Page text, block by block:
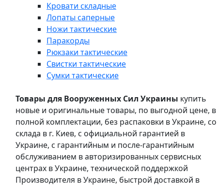
Кровати складные
Лопаты саперные
Ножи тактические
Паракорды
Рюкзаки тактические
Свистки тактические
Сумки тактические
Товары для Вооруженных Сил Украины купить
новые и оригинальные товары, по выгодной цене, в
полной комплектации, без распаковки в Украине, со
склада в г. Киев, с официальной гарантией в
Украине, с гарантийным и после-гарантийным
обслуживанием в авторизированных сервисных
центрах в Украине, технической поддержкой
Производителя в Украине, быстрой доставкой в